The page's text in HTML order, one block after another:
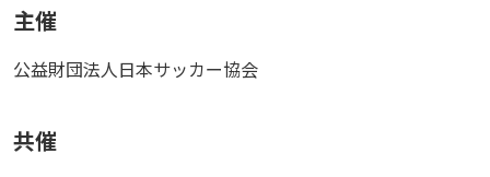
主催
公益財団法人日本サッカー協会
共催